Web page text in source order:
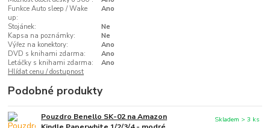
Funkce Auto sleep / Wake
up:
Ano
Stojánek:
Ne
Kapsa na poznámky:
Ne
Výřez na konektory:
Ano
DVD s knihami zdarma:
Ano
Letáčky s knihami zdarma:
Ano
Hlídat cenu / dostupnost
Podobné produkty
Pouzdro Benello SK-02 na Amazon
Skladem > 3 ks